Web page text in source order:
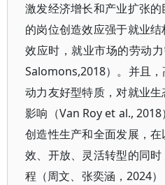
激发经济增长和产业扩张
的岗位创造效应强于就业
效应时，就业市场的劳动
Salomons,2018）。并且
动力友好型特质，对就业
影响（Van Roy et al.,
创造性生产和全面发展，
效、开放、灵活转型的同
程（周文、张奕涵，2024